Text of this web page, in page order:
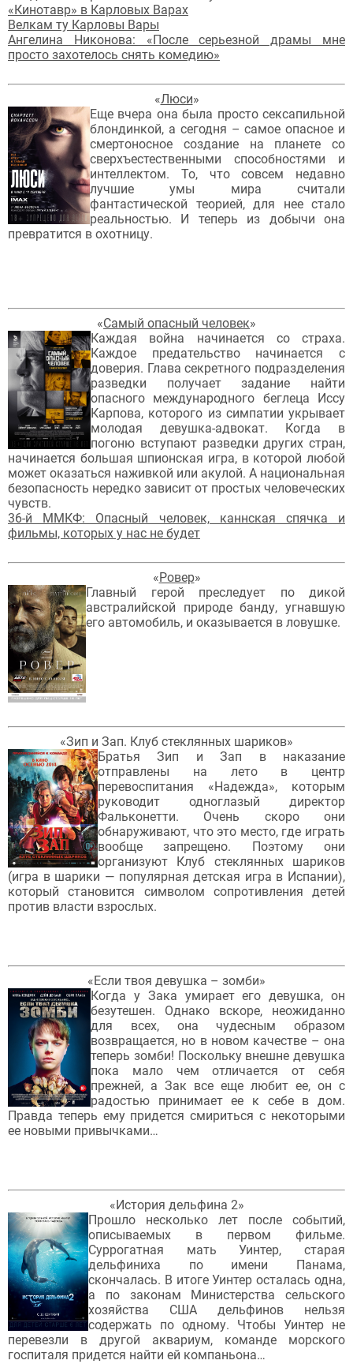
«Кинотавр» в Карловых Варах
Велкам ту Карловы Вары
Ангелина Никонова: «После серьезной драмы мне
просто захотелось снять комедию»
«Люси»
Еще вчера она была просто сексапильной
блондинкой, а сегодня – самое опасное и
смертоносное создание на планете со
сверхъестественными способностями и
интеллектом. То, что совсем недавно
лучшие умы мира считали
фантастической теорией, для нее стало
реальностью. И теперь из добычи она
превратится в охотницу.
«Самый опасный человек»
Каждая война начинается со страха.
Каждое предательство начинается с
доверия. Глава секретного подразделения
разведки получает задание найти
опасного международного беглеца Иссу
Карпова, которого из симпатии укрывает
молодая девушка-адвокат. Когда в
погоню вступают разведки других стран,
начинается большая шпионская игра, в которой любой
может оказаться наживкой или акулой. А национальная
безопасность нередко зависит от простых человеческих
чувств.
36-й ММКФ: Опасный человек, каннская спячка и
фильмы, которых у нас не будет
«Ровер»
Главный герой преследует по дикой
австралийской природе банду, угнавшую
его автомобиль, и оказывается в ловушке.
«Зип и Зап. Клуб стеклянных шариков»
Братья Зип и Зап в наказание
отправлены на лето в центр
перевоспитания «Надежда», которым
руководит одноглазый директор
Фальконетти. Очень скоро они
обнаруживают, что это место, где играть
вообще запрещено. Поэтому они
организуют Клуб стеклянных шариков
(игра в шарики — популярная детская игра в Испании),
который становится символом сопротивления детей
против власти взрослых.
«Если твоя девушка – зомби»
Когда у Зака умирает его девушка, он
безутешен. Однако вскоре, неожиданно
для всех, она чудесным образом
возвращается, но в новом качестве – она
теперь зомби! Поскольку внешне девушка
пока мало чем отличается от себя
прежней, а Зак все еще любит ее, он с
радостью принимает ее к себе в дом.
Правда теперь ему придется смириться с некоторыми
ее новыми привычками…
«История дельфина 2»
Прошло несколько лет после событий,
описываемых в первом фильме.
Суррогатная мать Уинтер, старая
дельфиниха по имени Панама,
скончалась. В итоге Уинтер осталась одна,
а по законам Министерства сельского
хозяйства США дельфинов нельзя
содержать по одному. Чтобы Уинтер не
перевезли в другой аквариум, команде морского
госпиталя придется найти ей компаньона…